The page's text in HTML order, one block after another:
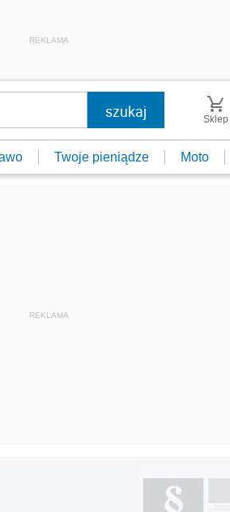
REKLAMA
Sklep
Twoje pieniądze Moto